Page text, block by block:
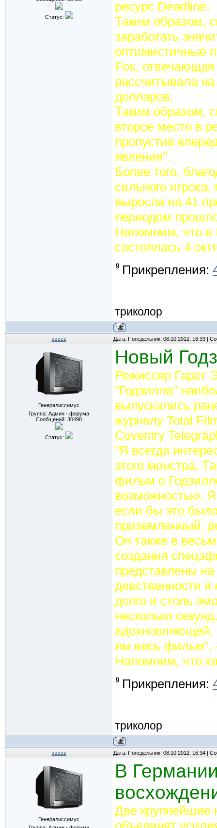
Статус:
ресурс Deadline.
Таким образом,
заработать
оптимистичные
Fox,
рассчитывала
долларов.
Таким образом,
второе место в
пропустив
явления".
Более того,
сильного
выросла на 41
периодом
Напомним, что в
состоялась 4
Прикрепления:
триколор
zzzzz Дата: Понедельник, 08.10.2012, 16:33 |
Генералиссимус
Группа: Админ - форума
Сообщений: 30498
Статус:
Новый
Режиссер Гарет
"Годзилла"
выпускались
журналу Total
Coventry
"Я всегда
этого монстра.
фильм о
возможностью.
если бы это
приземленный,
Он также в
создания
представлены
девственности я
долго и столь
несколько
вдохновляющей,
им весь фильм",
Напомним, что
Прикрепления:
триколор
zzzzz Дата: Понедельник, 08.10.2012, 16:34 |
Генералиссимус
В
Две крупнейшие